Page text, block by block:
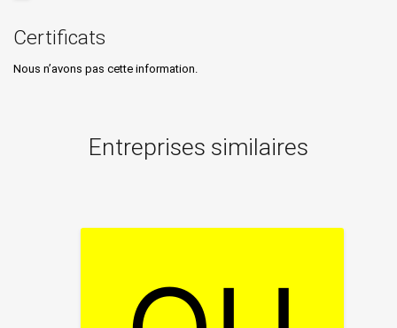
Certificats
Nous n’avons pas cette information.
Entreprises similaires